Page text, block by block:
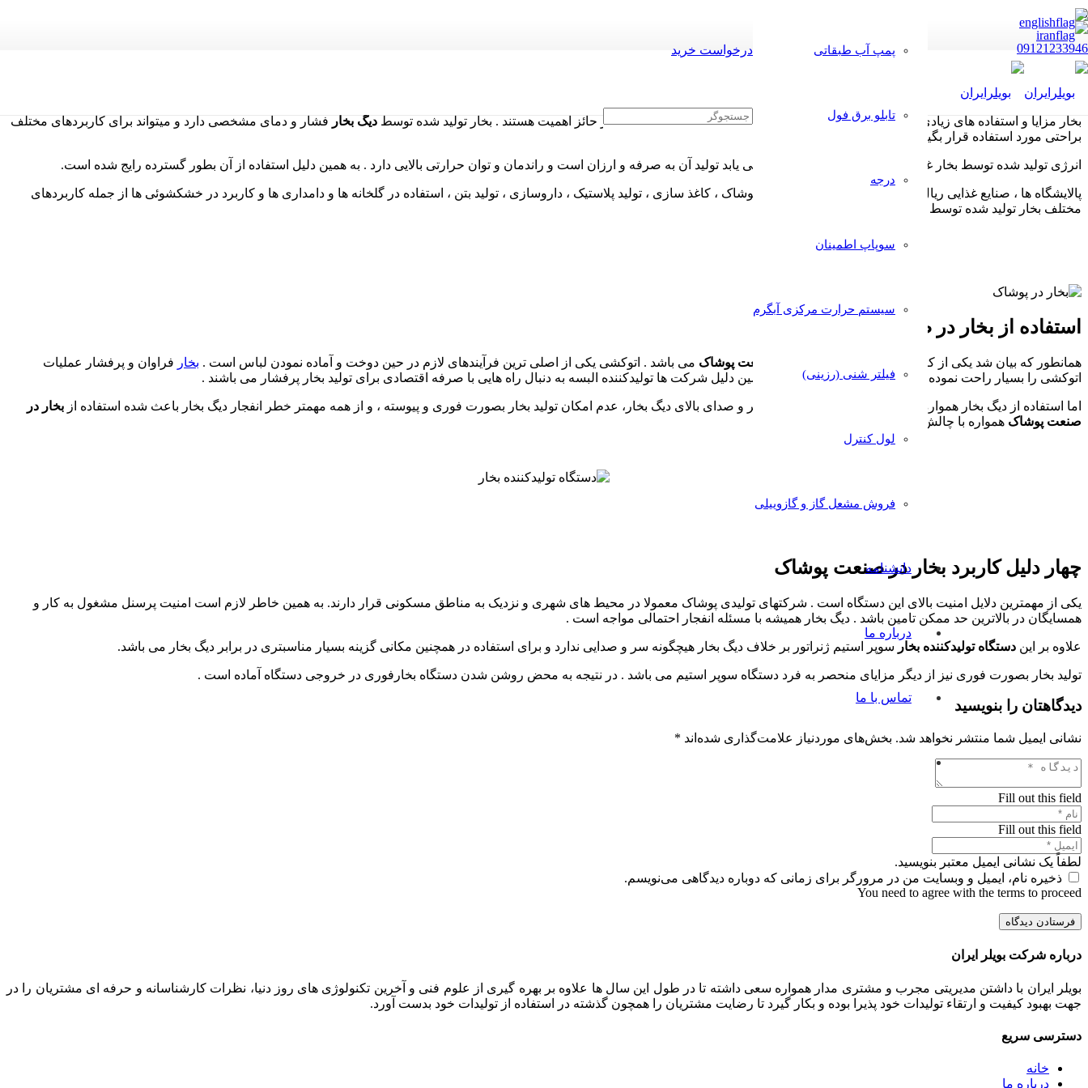
09121233946 پمپ آب طبقاتی
تابلو برق فول
درجه
سوپاپ اطمینان
سیستم حرارت مرکزی آبگرم
فیلتر شنی (رزینی)
لول کنترل
فروش مشعل گاز و گازوییلی
دانشنامه
درباره ما
تماس با ما
درخواست خرید
بخار مزایا و استفاده های زیادی در صنعت دارد . دلایل استفاده ازبخار در صنعت پوشاکبسیار حائز اهمیت هستند . بخار تولید شده توسط دیگ بخار فشار و دمای مشخصی دارد و میتواند برای کاربردهای مختلف
براحتی مورد استفاده قرار بگیرد .
انرژی تولید شده توسط بخار غیر سمی است ، به اسانی انتقال می یابد تولید آن به صرفه و ارزان است و راندمان و توان حرارتی بالایی دارد . به همین دلیل استفاده از آن بطور گسترده رایج شده است.
پالایشگاه ها ، صنایع غذایی ریال صنعت چاپ و رنگرزی ، صنایع پوشاک ، کاغذ سازی ، تولید پلاستیک ، داروسازی ، تولید بتن ، استفاده در گلخانه ها و دامداری ها و کاربرد در خشکشوئی ها از جمله کاربردهای
مختلف بخار تولید شده توسط بویلر در صنایع می باشند .
استفاده از بخار در صنعت پوشاک
همانطور که بیان شد یکی از کاربردهای بسیار جالب بخار در صنعت پوشاک می باشد . اتوکشی یکی از اصلی ترین فرآیندهای لازم در حین دوخت و آماده نمودن لباس است . بخار فراوان و پرفشار عملیات
اتوکشی را بسیار راحت نموده و ماندگاری آن را بالا میبرد . به همین دلیل شرکت ها تولیدکننده البسه به دنبال راه هایی با صرفه اقتصادی برای تولید بخار پرفشار می باشند .
اما استفاده از دیگ بخار همواره با دردسرهایی همراه میباشد : سر و صدای بالای دیگ بخار، عدم امکان تولید بخار بصورت فوری و پیوسته ، و از همه مهمتر خطر انفجار دیگ بخار باعث شده استفاده از بخار در
صنعت پوشاک همواره با چالش های جدی همراه باشد.
چهار دلیل کاربرد بخار در صنعت پوشاک
یکی از مهمترین دلایل امنیت بالای این دستگاه است . شرکتهای تولیدی پوشاک معمولا در محیط های شهری و نزدیک به مناطق مسکونی قرار دارند. به همین خاطر لازم است امنیت پرسنل مشغول به کار و
همسایگان در بالاترین حد ممکن تامین باشد . دیگ بخار همیشه با مسئله انفجار احتمالی مواجه است .
علاوه بر این دستگاه تولیدکننده بخار سوپر استیم ژنراتور بر خلاف دیگ بخار هیچگونه سر و صدایی ندارد و برای استفاده در همچنین مکانی گزینه بسیار مناسبتری در برابر دیگ بخار می باشد.
تولید بخار بصورت فوری نیز از دیگر مزایای منحصر به فرد دستگاه سوپر استیم می باشد . در نتیجه به محض روشن شدن دستگاه بخارفوری در خروجی دستگاه آماده است .
دیدگاهتان را بنویسید
نشانی ایمیل شما منتشر نخواهد شد. بخش‌های موردنیاز علامت‌گذاری شده‌اند *
Fill out this field
Fill out this field
لطفاً یک نشانی ایمیل معتبر بنویسید.
ذخیره نام، ایمیل و وبسایت من در مرورگر برای زمانی که دوباره دیدگاهی می‌نویسم.
You need to agree with the terms to proceed
فرستادن دیدگاه
درباره شرکت بویلر ایران
بویلر ایران با داشتن مدیریتی مجرب و مشتری مدار همواره سعی داشته تا در طول این سال ها علاوه بر بهره گیری از علوم فنی و آخرین تکنولوژی های روز دنیا، نظرات کارشناسانه و حرفه ای مشتریان را در
جهت بهبود کیفیت و ارتقاء تولیدات خود پذیرا بوده و بکار گیرد تا رضایت مشتریان را همچون گذشته در استفاده از تولیدات خود بدست آورد.
دسترسی سریع
خانه
درباره ما